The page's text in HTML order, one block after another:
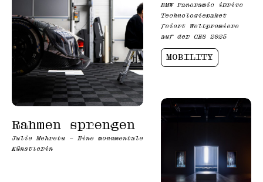
Rahmen sprengen
Julie Mehretu – Eine monumentale
Künstlerin
BMW Panoramic iDrive
Technologiepaket
feiert Weltpremiere
auf der CES 2025
MOBILITY